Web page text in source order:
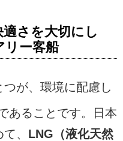
さを大切にし
リー客船
が、環境に配慮し
あることです。日本
、 LNG（液化天然